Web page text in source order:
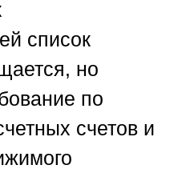
список
но
по
счетов и